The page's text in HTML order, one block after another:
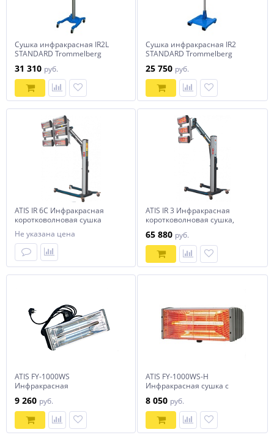
Сушка инфракрасная IR2L
STANDARD Trommelberg
31 310 руб.
Сушка инфракрасная IR2
STANDARD Trommelberg
25 750 руб.
ATIS IR 6C Инфракрасная
коротковолновая сушка
мощность
Не указана цена
ATIS IR 3 Инфракрасная
коротковолновая сушка,
65 880 руб.
ATIS FY-1000WS
Инфракрасная
мощность 1х1000Вт
9 260 руб.
ATIS FY-1000WS-H
Инфракрасная сушка с
8 050 руб.